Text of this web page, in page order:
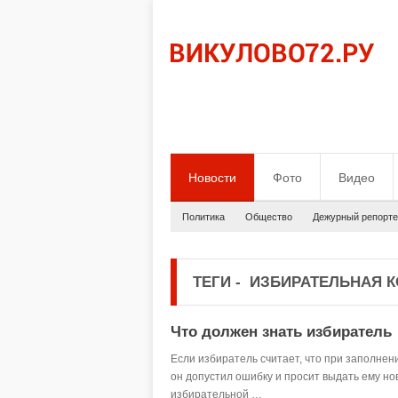
Новости Фото Видео
Политика Общество Дежурный
ТЕГИ - ИЗБИРАТЕЛЬНАЯ
Что должен знать избиратель
Если избиратель считает, что при
он допустил ошибку и просит выдать ему
избирательной …